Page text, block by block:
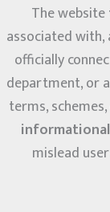
The website
associated with,
officially
department, or
terms,
mislead